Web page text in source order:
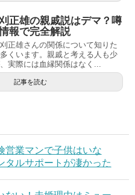
正雄の親戚説はデマ？噂
報で完全解説
正雄さんの関係について知りた
くいます。親戚と考える人も少
実際には血縁関係はなく...
記事を読む
営業マンで子供はいな
タルサポートが凄かった